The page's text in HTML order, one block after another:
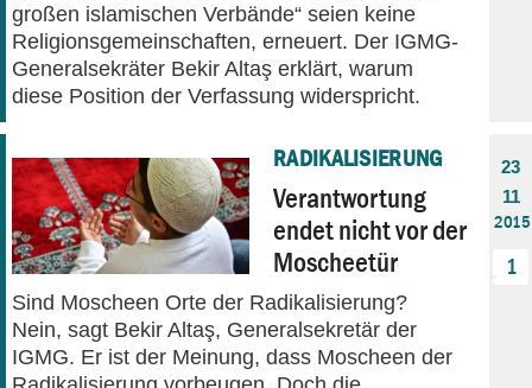
großen islamischen Verbände“ seien keine
Religionsgemeinschaften, erneuert. Der IGMG-
Generalsekräter Bekir Altaş erklärt, warum
diese Position der Verfassung widerspricht.
RADIKALISIERUNG
Verantwortung
endet nicht vor der
Moscheetür
Sind Moscheen Orte der Radikalisierung?
Nein, sagt Bekir Altaş, Generalsekretär der
IGMG. Er ist der Meinung, dass Moscheen der
23
11
2015
1